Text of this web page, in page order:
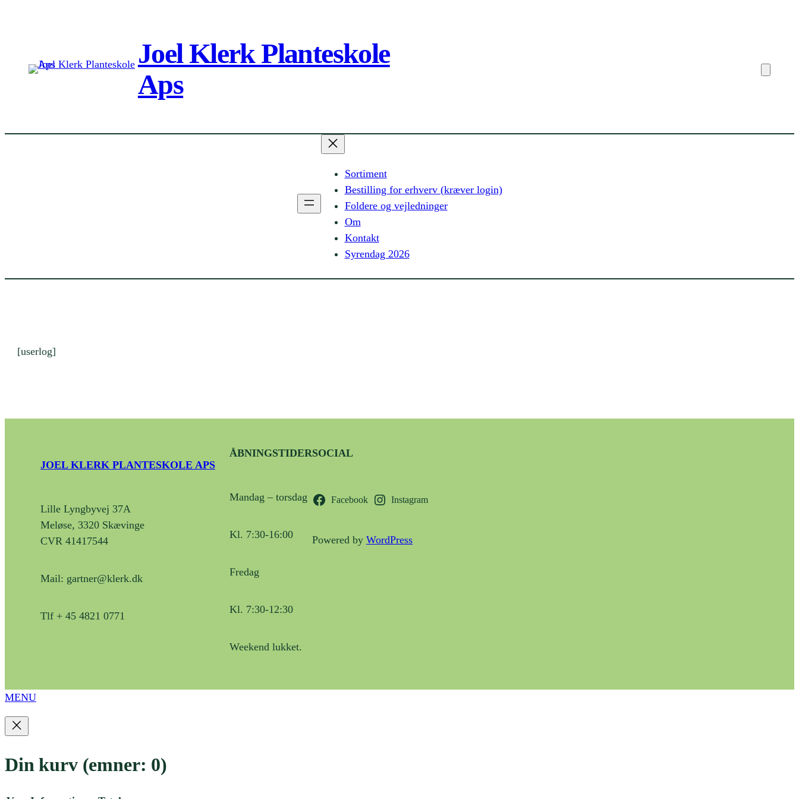
Joel Klerk Planteskole
Aps
Sortiment
Bestilling for erhverv (kræver login)
Foldere og vejledninger
Om
Kontakt
Syrendag 2026
[userlog]
JOEL KLERK PLANTESKOLE APS
Lille Lyngbyvej 37A
Meløse, 3320 Skævinge
CVR 41417544
Mail: gartner@klerk.dk
Tlf + 45 4821 0771
ÅBNINGSTIDER
Mandag – torsdag
Kl. 7:30-16:00
Fredag
Kl. 7:30-12:30
Weekend lukket.
SOCIAL
Facebook Instagram
Powered by WordPress
MENU
Din kurv (emner: 0)